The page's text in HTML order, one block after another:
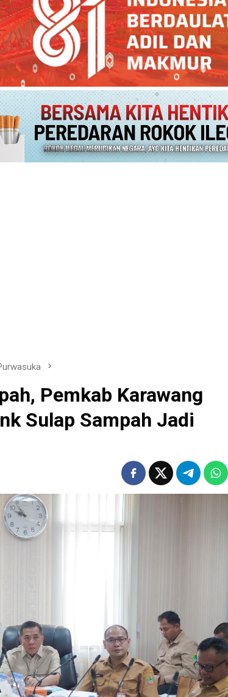
Pemkab Karawang
Sulap Sampah Jadi